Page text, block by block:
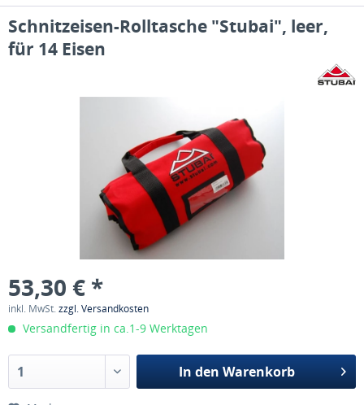
Schnitzeisen-Rolltasche "Stubai", leer,
für 14 Eisen
53,30 € *
inkl. MwSt.zzgl. Versandkosten
Versandfertig in ca.1-9 Werktagen
In den Warenkorb